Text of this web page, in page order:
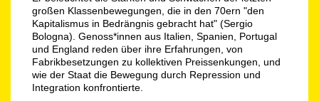
großen Klassenbewegungen, die in den 70ern "den
Kapitalismus in Bedrängnis gebracht hat" (Sergio
Bologna). Genoss*innen aus Italien, Spanien, Portugal
und England reden über ihre Erfahrungen, von
Fabrikbesetzungen zu kollektiven Preissenkungen, und
wie der Staat die Bewegung durch Repression und
Integration konfrontierte.